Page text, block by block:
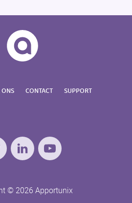
CONTACT SUPPORT
LinkedIn YouTube
© 2026 Apportunix